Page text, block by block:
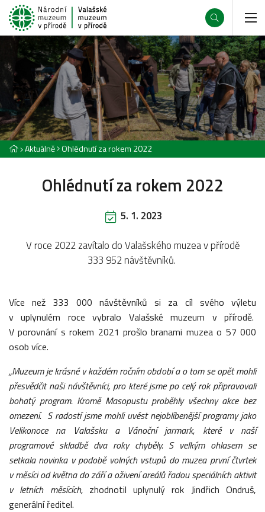
Aktuálně Ohlédnutí za rokem 2022
Ohlédnutí za rokem 2022
5. 1. 2023
V roce 2022 zavítalo do Valašského muzea v přírodě
333 952 návštěvníků.
Více než 333 000 návštěvníků si za cíl svého výletu
v uplynulém roce vybralo Valašské muzeum v přírodě.
V porovnání s rokem 2021 prošlo branami muzea o 57 000
osob více.
„Muzeum je krásné v každém ročním období a o tom se opět mohli
přesvědčit naši návštěvníci, pro které jsme po celý rok připravovali
bohatý program. Kromě Masopustu proběhly všechny akce bez
omezení. S radostí jsme mohli uvést nejoblíbenější programy jako
Velikonoce na Valašsku a Vánoční jarmark, které v naší
programové skladbě dva roky chyběly. S velkým ohlasem se
setkala novinka v podobě volných vstupů do muzea první čtvrtek
v měsíci od května do září a oživení areálů řadou speciálních aktivit
v letních měsících, zhodnotil uplynulý rok Jindřich Ondruš,
generální ředitel.